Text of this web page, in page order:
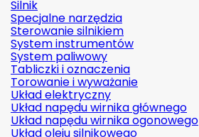
Silnik
Specjalne narzędzia
Sterowanie silnikiem
System instrumentów
System paliwowy
Tabliczki i oznaczenia
Torowanie i wyważanie
Układ elektryczny
Układ napędu wirnika głównego
Układ napędu wirnika ogonowego
Układ oleju silnikowego